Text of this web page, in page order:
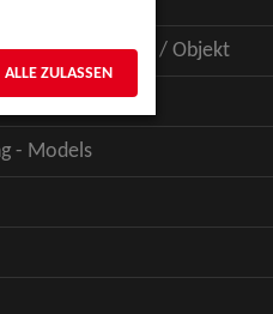
- Figur / Puppe / Objekt
- Talents
- Models
ALLE ZULASSEN